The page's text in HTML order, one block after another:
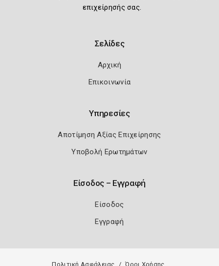
επιχείρησής σας.
Σελίδες
Αρχική
Επικοινωνία
Υπηρεσίες
Αποτίμηση Αξίας Επιχείρησης
Υποβολή Ερωτημάτων
Είσοδος – Εγγραφή
Είσοδος
Εγγραφή
Πολιτική Ασφάλειας Όροι Χρήσης